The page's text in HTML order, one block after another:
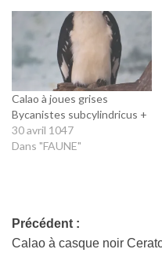
Calao à joues grises
Bycanistes subcylindricus +
30 avril 1047
Dans "FAUNE"
Précédent :
Calao à casque noir